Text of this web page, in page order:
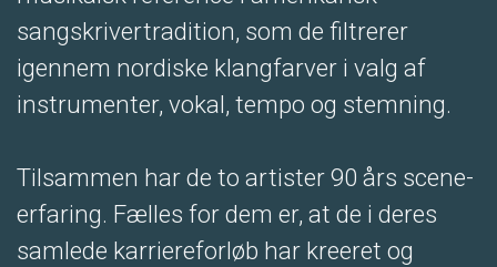
sangskrivertradition, som de filtrerer
igennem nordiske klangfarver i valg af
instrumenter, vokal, tempo og stemning.
Tilsammen har de to artister 90 års scene-
erfaring. Fælles for dem er, at de i deres
samlede karriereforløb har kreeret og